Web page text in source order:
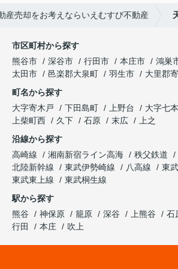
産売却をお考えならいえむすび不動産
市区町村から探す
熊谷市
深谷市 行田市 本庄市 鴻巣
太田市
邑楽郡大泉町 羽生市
大里郡
町名から探す
大字寄木戸
下田島町 上野台 大字七
上柴町西
久下 石原 末広
上之
沿線から探す
高崎線
湘南新宿ライン高海 秩父鉄道
北陸新幹線
東武伊勢崎線 八高線
東
東武東上線
東武桐生線
駅から探す
熊谷
神保原 籠原 深谷 上熊谷 石
行田
本庄 吹上